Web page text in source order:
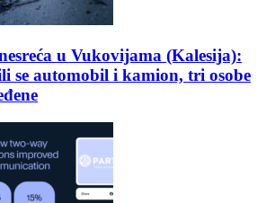
u Vukovijama (Kalesija):
se automobil i kamion, tri osobe